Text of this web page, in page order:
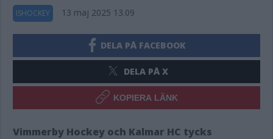
ISHOCKEY 13 maj 2025 13.09
DELA PÅ FACEBOOK
DELA PÅ X
KOPIERA LÄNK
Vimmerby Hockey och Kalmar HC tycks